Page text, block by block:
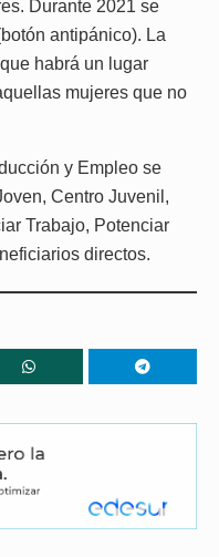
Durante 2021 se
antipánico). La
habrá un lugar
mujeres que no
y Empleo se
Centro Juvenil,
Trabajo, Potenciar
directos.